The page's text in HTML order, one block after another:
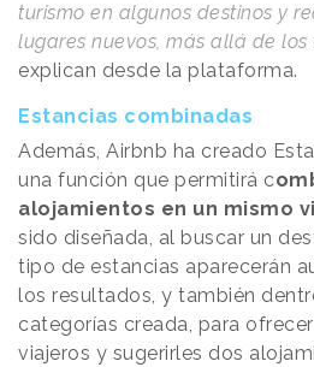
turismo en algunos destinos y
lugares nuevos, más allá de los
explican desde la plataforma.
Estancias combinadas
Además, Airbnb ha creado
una función que permitirá c
alojamientos en un mismo
sido diseñada, al buscar un
tipo de estancias aparecerán
los resultados, y también
categorías creada, para
viajeros y sugerirles dos